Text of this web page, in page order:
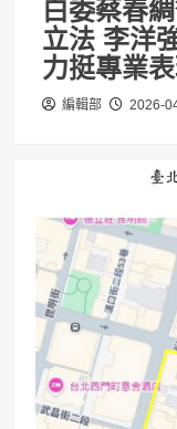
白委蔡春
立法 李洋
力挺專業
編輯部 2026-